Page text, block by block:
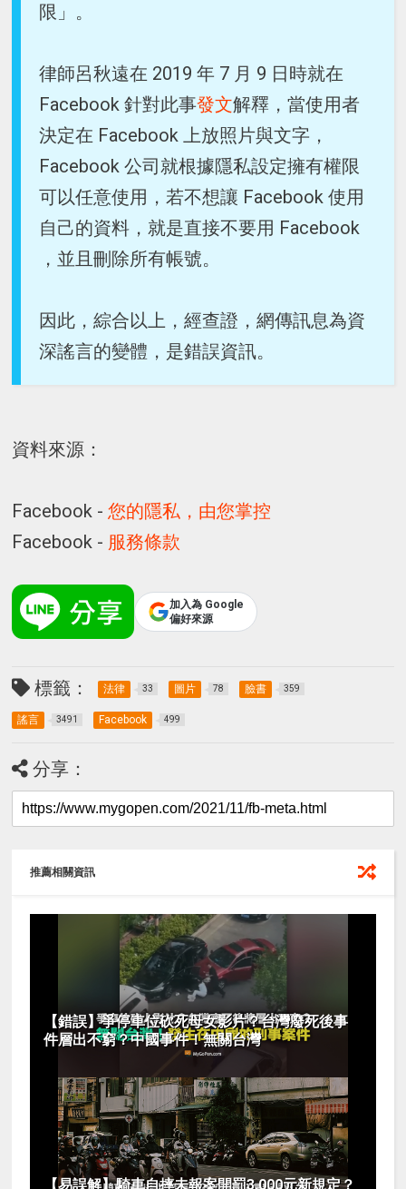
限」。
律師呂秋遠在 2019 年 7 月 9 日時就在
Facebook 針對此事發文解釋，當使用者
決定在 Facebook 上放照片與文字，
Facebook 公司就根據隱私設定擁有權限
可以任意使用，若不想讓 Facebook 使用
自己的資料，就是直接不要用 Facebook
，並且刪除所有帳號。
因此，綜合以上，經查證，網傳訊息為資
深謠言的變體，是錯誤資訊。
資料來源：
Facebook -您的隱私，由您掌控
Facebook - 服務條款
加入為 Google
偏好來源
標籤： 法律 33 圖片 78 臉書 359
謠言 3491 Facebook 499
分享：
推薦相關資訊
【錯誤】爭停車位砍死母女影片？台灣廢死後事
件層出不窮？中國事件！無關台灣
【易誤解】騎車自摔未報案開罰3,000元新規定？